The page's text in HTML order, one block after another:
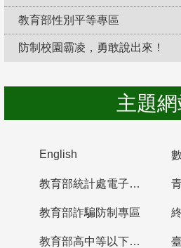
教育部性別平等專區
防制校園霸凌，勇敢說出來！
主題
English
教育部統計處電子書櫃
教育部詐騙防制專區
教育部高中等以下學校及幼兒園教師資格檢定考試